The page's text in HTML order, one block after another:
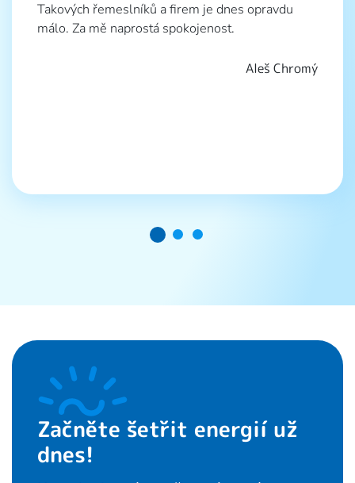
Aleš Chromý
Takových řemeslníků a firem je dnes opravdu
málo. Za mě naprostá spokojenost.
Začněte šetřit energií už
dnes!